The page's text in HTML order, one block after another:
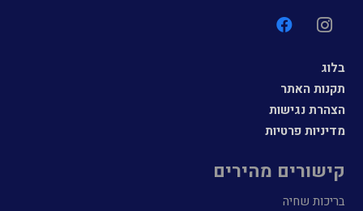
בלוג
תקנות האתר
הצהרת נגישות
מדיניות פרטיות
קישורים מהירים
בריכות שחיה